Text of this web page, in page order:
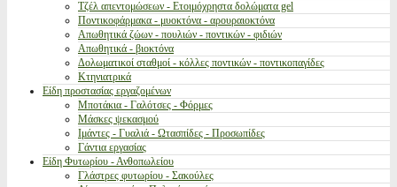
Τζέλ απεντομώσεων - Ετοιμόχρηστα δολώματα gel
Ποντικοφάρμακα - μυοκτόνα - αρουραιοκτόνα
Απωθητικά ζώων - πουλιών - ποντικών - φιδιών
Απωθητικά - βιοκτόνα
Δολωματικοί σταθμοί - κόλλες ποντικών - ποντικοπαγίδες
Κτηνιατρικά
Είδη προστασίας εργαζομένων
Μποτάκια - Γαλότσες - Φόρμες
Μάσκες ψεκασμού
Ιμάντες - Γυαλιά - Ωτασπίδες - Προσωπίδες
Γάντια εργασίας
Είδη Φυτωρίου - Ανθοπωλείου
Γλάστρες φυτωρίου - Σακούλες